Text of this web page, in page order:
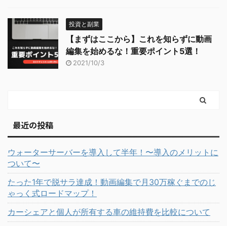
投資と副業
【まずはここから】これを知らずに動画
編集を始めるな！重要ポイント5選！
2021/10/3
最近の投稿
ウォーターサーバーを導入して半年！〜導入のメリットに
ついて〜
たった1年で脱サラ達成！動画編集で月30万稼ぐまでのじ
ゃっく式ロードマップ！
カーシェアと個人が所有する車の維持費を比較について